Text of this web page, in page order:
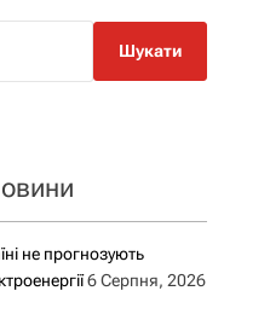
р
о
у
не прогнозують
6 Серпня, 2026